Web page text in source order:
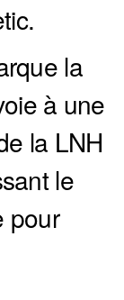
la
à une
la LNH
le
pour